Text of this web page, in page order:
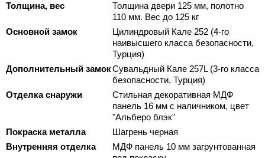
Толщина, вес
Толщина двери 125 мм, полотно
110 мм. Вес до 125 кг
Основной замок
Цилиндровый Кале 252 (4-го
наивысшего класса безопасности,
Турция)
Дополнительный замокСувальдный Кале 257L (3-го класса
безопасности, Турция)
Отделка снаружи
Стильная декоративная МДФ
панель 16 мм с наличником, цвет
"Альберо блэк"
Покраска металла
Шагрень черная
Внутренняя отделка
МДФ панель 10 мм загрунтованная